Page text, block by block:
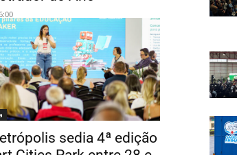
sedia 4ª edição